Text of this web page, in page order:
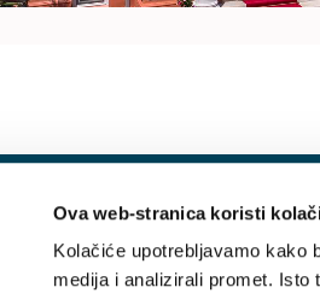
Ova web-stranica koristi
Kolačiće upotrebljavamo kako
medija i analizirali promet. Isto